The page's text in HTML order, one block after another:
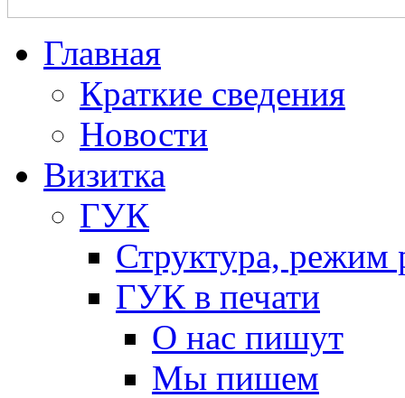
Главная
Краткие сведения
Новости
Визитка
ГУК
Структура, режим
ГУК в печати
О нас пишут
Мы пишем